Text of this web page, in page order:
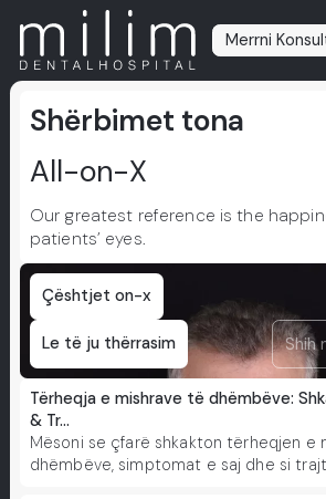
Merrni
Shërbimet tona
All-on-X
Our greatest reference is the
patients’ eyes.
Çështjet on-x
Le të ju thërrasim Shih
Tërheqja e mishrave të dhëmbëve:
& Tr...
Mësoni se çfarë shkakton tërheqjen e
dhëmbëve, simptomat e saj dhe si